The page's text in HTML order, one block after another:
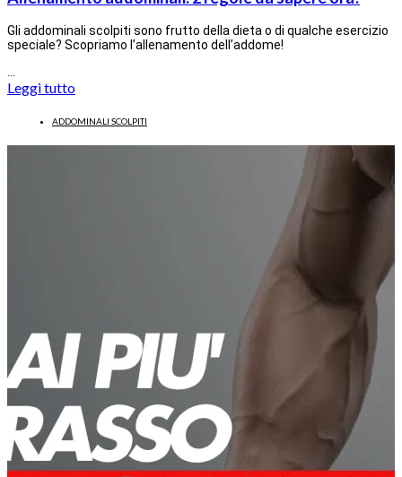
Gli addominali scolpiti sono frutto della dieta o di qualche esercizio
speciale? Scopriamo l’allenamento dell’addome!
Leggi tutto
ADDOMINALI SCOLPITI